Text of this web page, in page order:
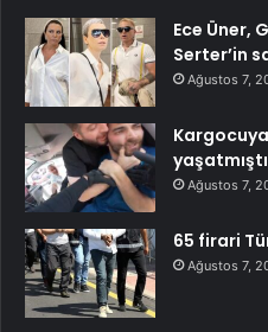
Ece Üner,
Serter’in
Ağustos 7,
Ağustos 7,
65 firari
Ağustos 7,